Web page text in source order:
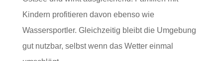
Kindern profitieren davon ebenso wie
Wassersportler. Gleichzeitig bleibt die Umgebung
gut nutzbar, selbst wenn das Wetter einmal